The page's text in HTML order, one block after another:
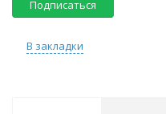
Подписаться
В закладки